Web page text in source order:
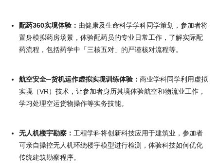
配药360实境体验： 由健康及生命科学学科同学策划，参加者将
置身模拟药房场景，体验配药员的专业日常工作，了解实际配
药流程，包括药学中「三核五对」的严谨核对流程等。
航空安全─货机运作虚拟实境训练体验： 商业学科同学利用虚拟
实境（VR）技术，让参加者身历其境体验航空和物流业工作，
学习处理空运货物操作等实务技能。
无人机楼宇勘察： 工程学科将创新科技应用于建筑业，参加者
可亲自操控无人机环绕楼宇模型进行检测，体验科技如何优化
传统建筑勘察程序。